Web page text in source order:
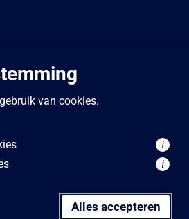
van cookies.
i
i
Alles accepteren